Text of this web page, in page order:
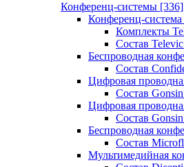
Конференц-системы [336]
Конференц-
Комплекты
Состав
Беспроводная
Состав
Цифровая
Состав
Цифровая
Состав
Беспроводная
Состав
Мультимедийная